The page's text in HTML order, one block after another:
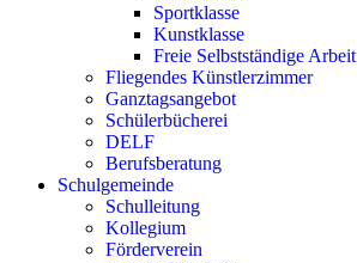
Sportklasse
Kunstklasse
Freie Selbstständige Arbeit
Fliegendes Künstlerzimmer
Ganztagsangebot
Schülerbücherei
DELF
Berufsberatung
Schulgemeinde
Schulleitung
Kollegium
Förderverein